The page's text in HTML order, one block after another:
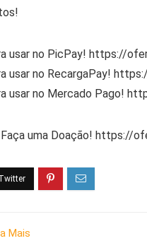
usar no PicPay! https://
usar no RecargaPay!
usar no Mercado Pago!
uma Doação! https://
Mais